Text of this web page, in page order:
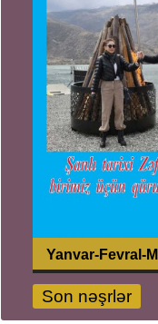
Yanvar-Fevral-
Son nəşrlər